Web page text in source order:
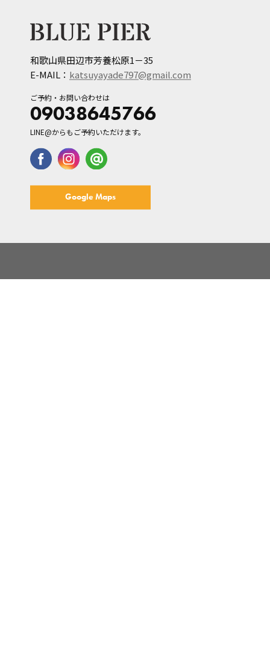
和歌山県田辺市芳養松原1－35
E-MAIL： katsuyayade797@gmail.com
ご予約・お問い合わせは
09038645766
LINE@からもご予約いただけます。
Google Maps